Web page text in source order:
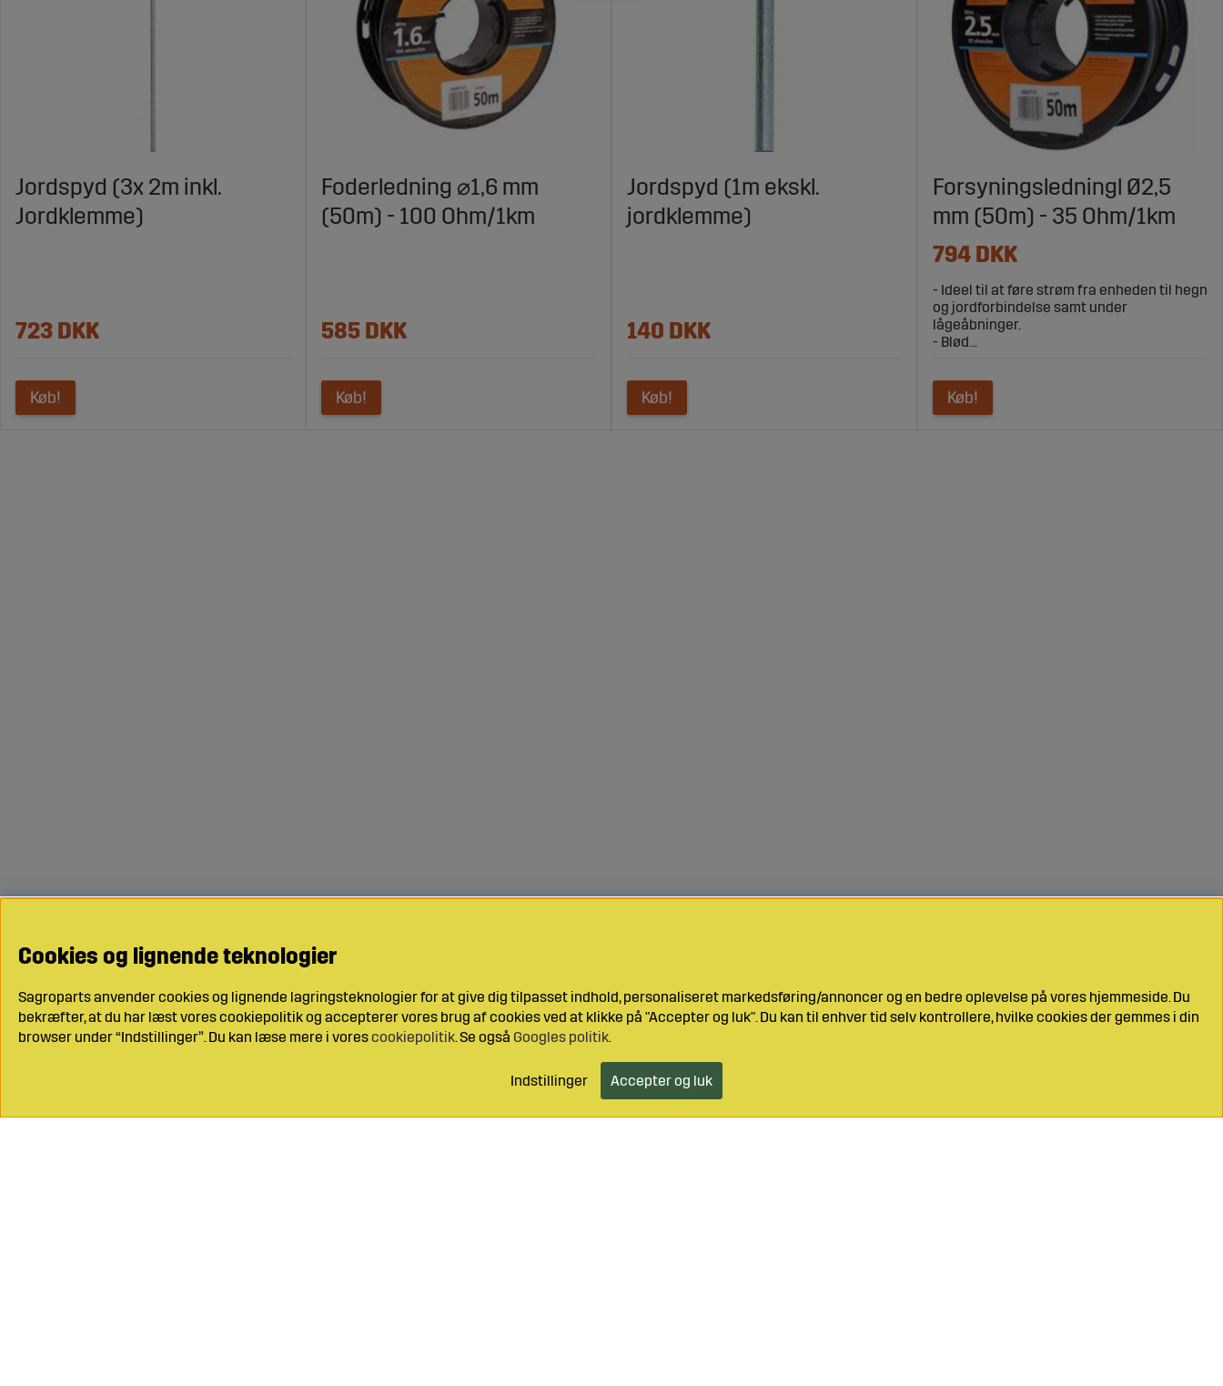
Jordspyd (3x 2m inkl.
Jordklemme)
723 DKK
Køb!
Foderledning ⌀1,6 mm
(50m) - 100 Ohm/1km
585 DKK
Køb!
Jordspyd (1m ekskl.
jordklemme)
140 DKK
Køb!
Forsyningsledningl Ø2,5
mm (50m) - 35 Ohm/1km
794 DKK
- Ideel til at føre strøm fra enheden til hegn
og jordforbindelse samt under
lågeåbninger.
- Blød...
Køb!
Cookies og lignende teknologier
Sagroparts anvender cookies og lignende lagringsteknologier for at give dig tilpasset indhold, personaliseret markedsføring/annoncer og en bedre oplevelse på vores hjemmeside. Du
bekræfter, at du har læst vores cookiepolitik og accepterer vores brug af cookies ved at klikke på "Accepter og luk". Du kan til enhver tid selv kontrollere, hvilke cookies der gemmes i din
browser under “Indstillinger”. Du kan læse mere i vorescookiepolitik. Se også Googles politik.
Indstillinger Accepter og luk